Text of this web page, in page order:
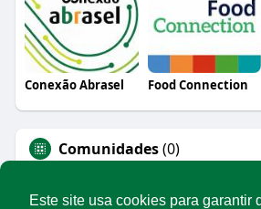
Este site usa cookies para garantir
Conexão Abrasel Food Connection
Comunidades(0)